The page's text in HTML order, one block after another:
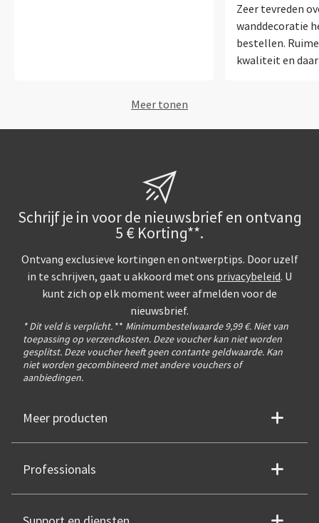
Zeer tevreden
wanddecoratie
bestellen.
kwaliteit en
Meer tonen
Schrijf je in voor de nieuwsbrief en ontvang
5 € Korting**.
Ontvang exclusieve kortingen en ontwerptips. Door uzelf
in te schrijven, gaat u akkoord met ons privacybeleid. U
kunt zich op elk moment weer afmelden voor de
nieuwsbrief.
* Dit veld is verplicht. ** Minimumbestelwaarde 9,99 €. Niet van
toepassing op verzendkosten. Deze voucher kan niet worden
gesplitst. Deze voucher heeft geen contante geldwaarde. Kan
niet worden gecombineerd met andere vouchers of
aanbiedingen.
Meer producten
Professionals